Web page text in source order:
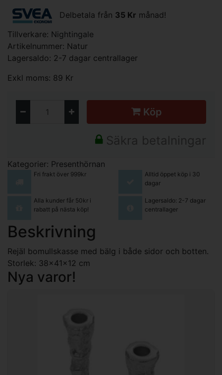
Delbetala från 35 Kr månad!
Tillverkare: Nightingale
Artikelnummer: Natur
Lagersaldo: 2-7 dagar centrallager
Exkl moms: 89 Kr
Köp
Säkra betalningar
Kategorier: Presenthörnan
Fri frakt över 999kr
Alltid öppet köp i 30
dagar
Alla kunder får 50kr i
rabatt på nästa köp!
Lagersaldo: 2-7 dagar
centrallager
Beskrivning
Rejäl bomullskasse med bälg i både sidor och botten.
Storlek: 38x41x12 cm
Nya varor!